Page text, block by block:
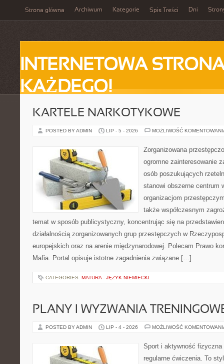
Strona główna Archiwum Kategorie Spis Treści Dni
INTERNETOWA
KAŻDEGO!
KARTELE NARKOTYKOWE
POSTED BY ADMIN LIP - 5 - 2026 MOŻLIWOŚĆ
Zorganizowana
ogromne zainteresowanie
osób poszukujących
stanowi obszerne centrum
organizacjom
także współczesnym
temat w sposób publicystyczny, koncentrując się na
działalnością zorganizowanych grup przestępczych w
europejskich oraz na arenie międzynarodowej. Polecam Prawo
Mafia. Portal opisuje istotne zagadnienia związane […]
CATEGORIES: MATURA - JĘZYK NIEMIECKI
PLANY I WYZWANIA
POSTED BY ADMIN LIP - 4 - 2026 MOŻLIWOŚĆ
Sport i aktywność
regularne ćwiczenia. To